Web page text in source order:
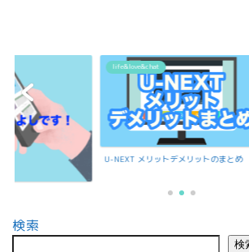
life&love&chat
U-NEXT メリットデメリットのまとめ
検索
検